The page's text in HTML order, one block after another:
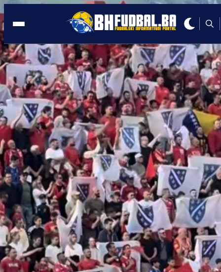
ZENICA
22:05, 22.05.2025
Isti čovjek je na tribinama i igra za
Zrinjski?
Autor:
Redakcija
22:05, 22.05.2025